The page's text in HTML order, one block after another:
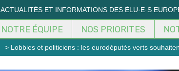
ACTUALITÉS ET INFORMATIONS DES ÉLU·E·S
NOTRE ÉQUIPE NOS PRIORITES
> Lobbies et politiciens : les eurodéputés verts